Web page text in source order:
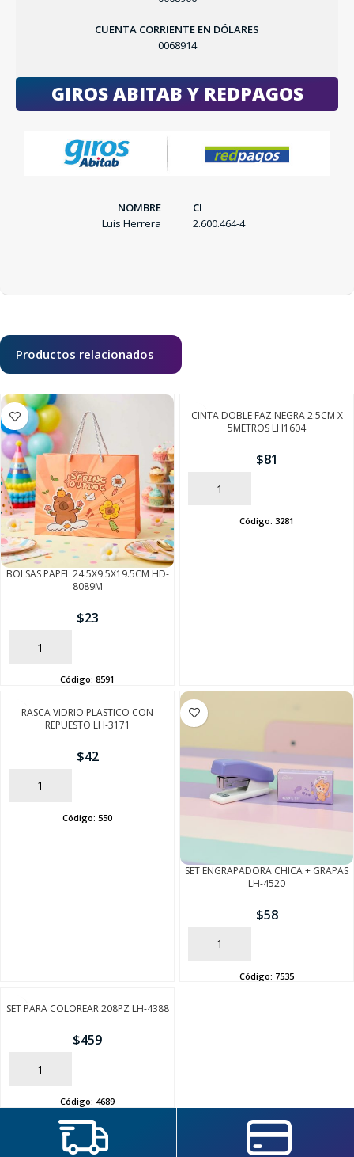
CUENTA CORRIENTE EN DÓLARES
0068914
GIROS ABITAB Y REDPAGOS
NOMBRE
Luis Herrera
CI
2.600.464-4
Productos relacionados
BOLSAS PAPEL 24.5X9.5X19.5CM HD-
8089M
$23
AÑADIR
Código: 8591
CINTA DOBLE FAZ NEGRA 2.5CM X
5METROS LH1604
$81
AÑADIR
Código: 3281
RASCA VIDRIO PLASTICO CON
REPUESTO LH-3171
$42
AÑADIR
Código: 550
SET ENGRAPADORA CHICA + GRAPAS
LH-4520
$58
AÑADIR
Código: 7535
SET PARA COLOREAR 208PZ LH-4388
$459
AÑADIR
Código: 4689
SEGUÍ COMPRANDO